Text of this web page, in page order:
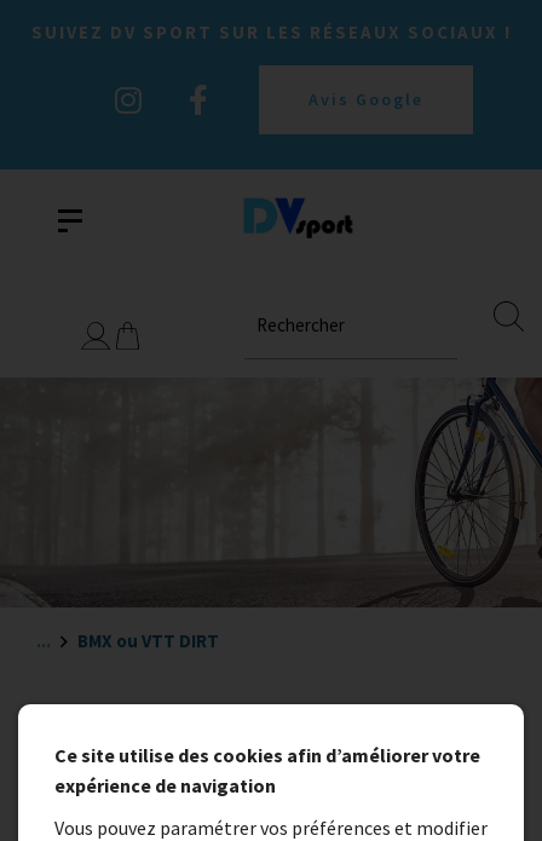
SUIVEZ DV SPORT SUR LES RÉSEAUX SOCIAUX !
Avis Google
Rechercher
... BMX ou VTT DIRT
Ce site utilise des cookies afin d’améliorer votre
expérience de navigation
Vous pouvez paramétrer vos préférences et modifier